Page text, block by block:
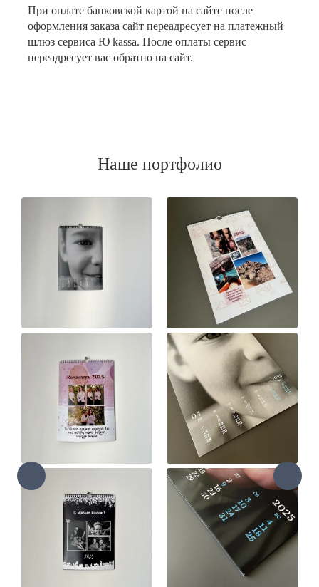
При оплате банковской картой на сайте после
оформления заказа сайт переадресует на платежный
шлюз сервиса Ю kassa. После оплаты сервис
переадресует вас обратно на сайт.
Наше портфолио